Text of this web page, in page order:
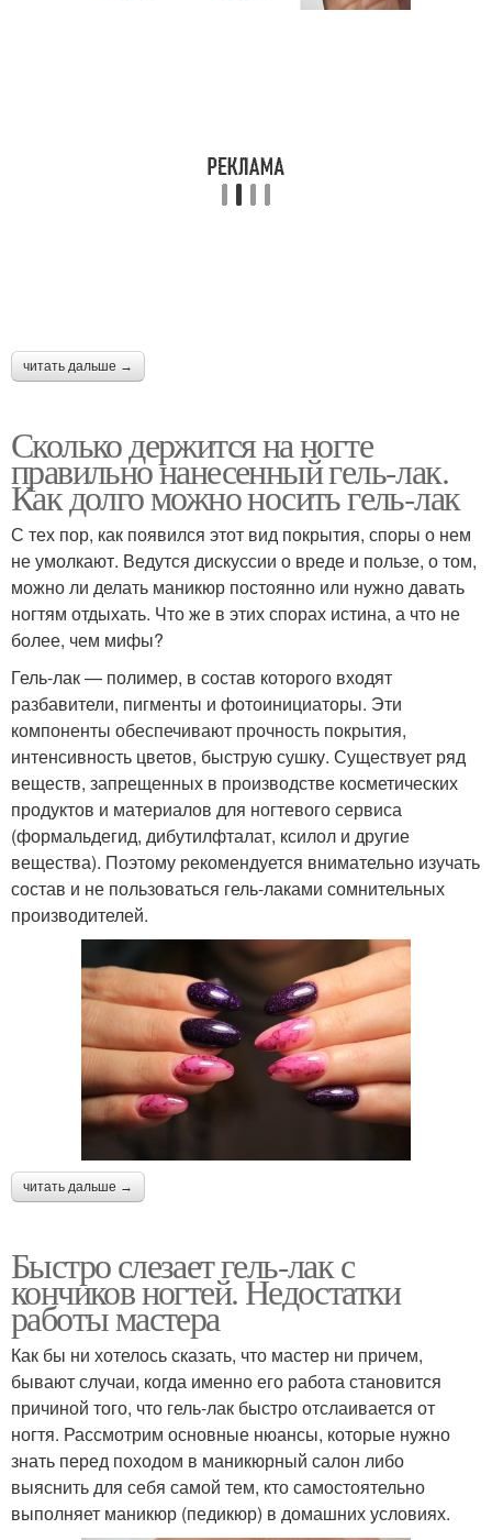
читать дальше →
Сколько держится на ногте
правильно нанесенный гель-лак.
Как долго можно носить гель-лак
С тех пор, как появился этот вид покрытия, споры о нем
не умолкают. Ведутся дискуссии о вреде и пользе, о том,
можно ли делать маникюр постоянно или нужно давать
ногтям отдыхать. Что же в этих спорах истина, а что не
более, чем мифы?
Гель-лак — полимер, в состав которого входят
разбавители, пигменты и фотоинициаторы. Эти
компоненты обеспечивают прочность покрытия,
интенсивность цветов, быструю сушку. Существует ряд
веществ, запрещенных в производстве косметических
продуктов и материалов для ногтевого сервиса
(формальдегид, дибутилфталат, ксилол и другие
вещества). Поэтому рекомендуется внимательно изучать
состав и не пользоваться гель-лаками сомнительных
производителей.
читать дальше →
Быстро слезает гель-лак с
кончиков ногтей. Недостатки
работы мастера
Как бы ни хотелось сказать, что мастер ни причем,
бывают случаи, когда именно его работа становится
причиной того, что гель-лак быстро отслаивается от
ногтя. Рассмотрим основные нюансы, которые нужно
знать перед походом в маникюрный салон либо
выяснить для себя самой тем, кто самостоятельно
выполняет маникюр (педикюр) в домашних условиях.